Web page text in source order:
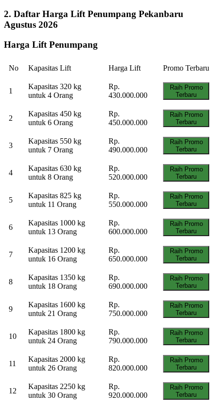
2. Daftar Harga Lift Penumpang Pekanbaru
Agustus 2026
Harga Lift Penumpang
No Kapasitas Lift Harga Lift Promo Terbaru
1
Kapasitas 320 kg
untuk 4 Orang
Rp.
430.000.000
Raih Promo
Terbaru
2
Kapasitas 450 kg
untuk 6 Orang
Rp.
450.000.000
Raih Promo
Terbaru
3
Kapasitas 550 kg
untuk 7 Orang
Rp.
490.000.000
Raih Promo
Terbaru
4
Kapasitas 630 kg
untuk 8 Orang
Rp.
520.000.000
Raih Promo
Terbaru
5
Kapasitas 825 kg
untuk 11 Orang
Rp.
550.000.000
Raih Promo
Terbaru
6
Kapasitas 1000 kg
untuk 13 Orang
Rp.
600.000.000
Raih Promo
Terbaru
7
Kapasitas 1200 kg
untuk 16 Orang
Rp.
650.000.000
Raih Promo
Terbaru
8
Kapasitas 1350 kg
untuk 18 Orang
Rp.
690.000.000
Raih Promo
Terbaru
9
Kapasitas 1600 kg
untuk 21 Orang
Rp.
750.000.000
Raih Promo
Terbaru
10
Kapasitas 1800 kg
untuk 24 Orang
Rp.
790.000.000
Raih Promo
Terbaru
11
Kapasitas 2000 kg
untuk 26 Orang
Rp.
820.000.000
Raih Promo
Terbaru
12
Kapasitas 2250 kg
untuk 30 Orang
Rp.
920.000.000
Raih Promo
Terbaru